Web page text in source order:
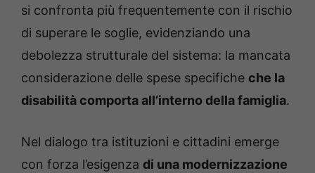
si confronta più frequentemente con il rischio
di superare le soglie, evidenziando una
debolezza strutturale del sistema: la mancata
considerazione delle spese specifiche che la
disabilità comporta all’interno della famiglia.
Nel dialogo tra istituzioni e cittadini emerge
con forza l’esigenza di una modernizzazione